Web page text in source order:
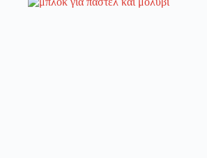
λειτουργία του site. Διαβάστε περισσότερα στο